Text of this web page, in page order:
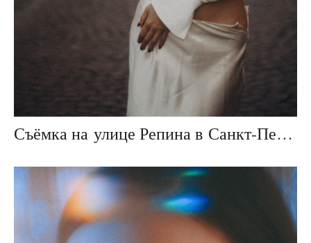
Съёмка на улице Репина в Санкт-Петербурге